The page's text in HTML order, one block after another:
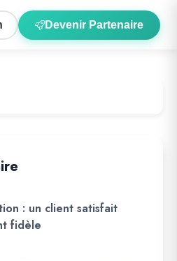
Devenir Partenaire
: un client satisfait
fidèle